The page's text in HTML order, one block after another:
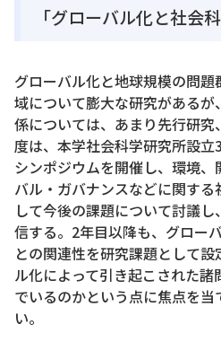
「グローバル化と社会科
グローバル化と地球規模の問
域について膨大な研究がある
係については、あまり先行研
度は、本学社会科学研究所設
シンポジウムを開催し、環境
バル・ガバナンスなどに関す
して今後の課題について討議
信する。2年目以降も、グロー
との関連性を研究課題として
ル化によって引き起こされた
でいるのかという点に焦点を
い。